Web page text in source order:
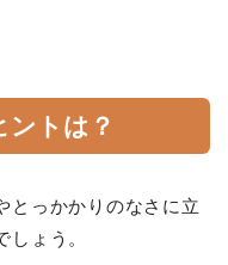
ントは？
とっかかりのなさに立
ょう。